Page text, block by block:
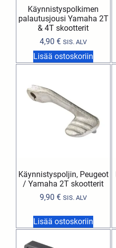
Käynnistyspolkimen
palautusjousi Yamaha 2T
& 4T skootterit
4,90€ SIS. ALV
Lisää ostoskoriin
Käynnistyspoljin, Peugeot
/ Yamaha 2T skootterit
9,90€ SIS. ALV
Lisää ostoskoriin